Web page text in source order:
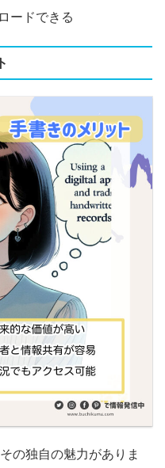
ードできる
の独自の魅力がありま